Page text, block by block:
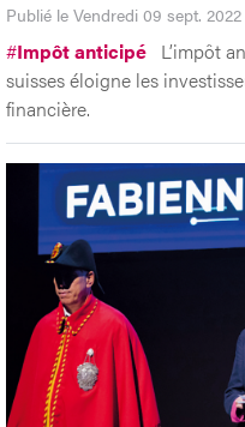
Publié le Vendredi 09 sept. 2022
#Impôt anticipé L’impôt
suisses éloigne les
financière.